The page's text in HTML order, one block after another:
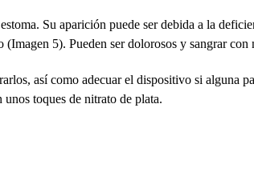
Su aparición puede ser debida a la
5). Pueden ser dolorosos y sangrar con
así como adecuar el dispositivo si alguna
unos toques de nitrato de plata.